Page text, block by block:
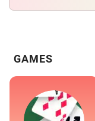
GAMES